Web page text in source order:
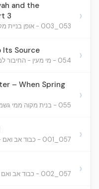
and the
3
053_003 - אופן בניית מקוה וחובת הזריזות בזה
›
Its Source
054 - מי מעין - החיבור למקורם ›
– When Spring
055 - בנית מקוה ממי גשמים - כשקודם טבלו במי מעין
›
057_001 - כבוד אב ואם - בעניני תורה ויר"ש ›
057_002 - כבוד אב ואם - בעניני תורה ויר"ש ›